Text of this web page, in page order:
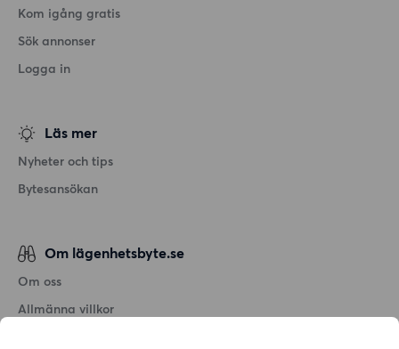
Kom igång gratis
Sök annonser
Logga in
Läs mer
Nyheter och tips
Bytesansökan
Om lägenhetsbyte.se
Om oss
Allmänna villkor